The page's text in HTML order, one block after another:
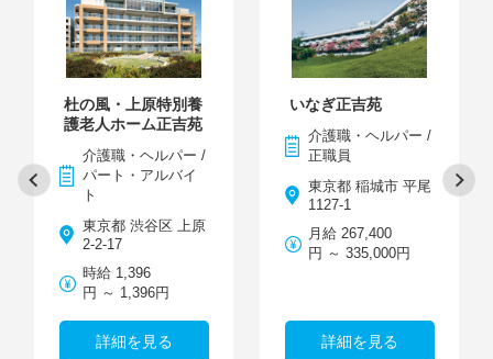
杜の風・上原特別養
護老人ホーム正吉苑
介護職・ヘルパー /
パート・アルバイ
ト
東京都 渋谷区 上原
2-2-17
時給 1,396
円 ～ 1,396円
詳細を見る
いなぎ正吉苑
介護職・ヘルパー /
正職員
東京都 稲城市 平尾
1127-1
月給 267,400
円 ～ 335,000円
詳細を見る